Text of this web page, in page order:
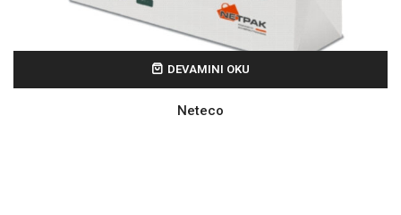
DEVAMINI OKU
Neteco